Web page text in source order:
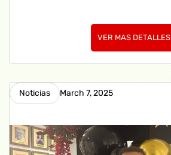
VER MAS DETALLES
Noticias March 7, 2025